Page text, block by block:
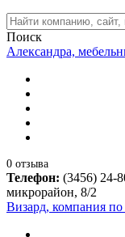
Поиск
Александра,
0 отзыва
Телефон: (3456) 24-
микрорайон, 8/2
Визард, компания по